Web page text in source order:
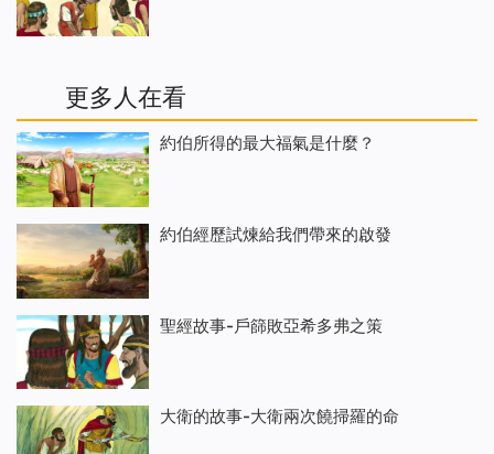
更多人在看
約伯所得的最大福氣是什麼？
約伯經歷試煉給我們帶來的啟發
聖經故事-戶篩敗亞希多弗之策
大衛的故事-大衛兩次饒掃羅的命